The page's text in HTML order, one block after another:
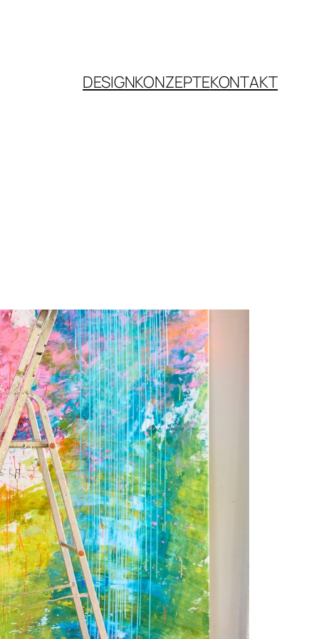
DESIGNKONZEPTEKONTAKT